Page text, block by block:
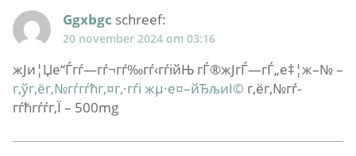
Ggxbgc schreef:
20 november 2024 om 03:16
ж­Ји¦Џе“Ѓгѓ—гѓ¬гѓ‰гѓ‹гѓійЊ гЃ®ж­ЈгЃ—гЃ„е‡¦ж–№ –
г‚ўг‚ёг‚№гѓ­гѓћг‚¤г‚·гѓі жµ·е¤–йЂљиІ© г‚ёг‚№гѓ­
гѓћгѓѓг‚Ї – 500mg